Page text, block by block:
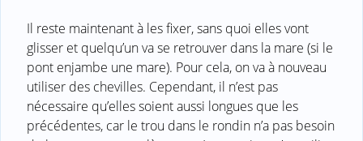
Il reste maintenant à les fixer, sans quoi elles vont
glisser et quelqu’un va se retrouver dans la mare (si le
pont enjambe une mare). Pour cela, on va à nouveau
utiliser des chevilles. Cependant, il n’est pas
nécessaire qu’elles soient aussi longues que les
précédentes, car le trou dans le rondin n’a pas besoin